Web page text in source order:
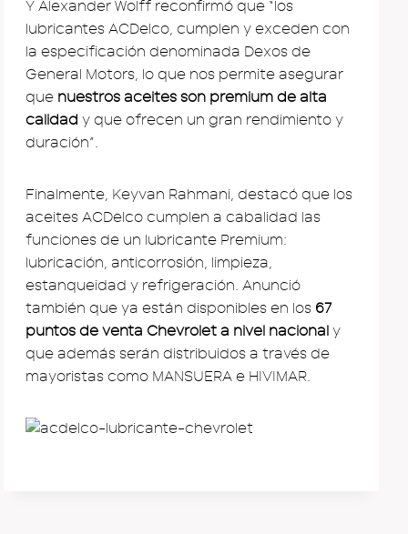
Y Alexander Wolff reconfirmó que “los
lubricantes ACDelco, cumplen y exceden con
la especificación denominada Dexos de
General Motors, lo que nos permite asegurar
que nuestros aceites son premium de alta
calidad y que ofrecen un gran rendimiento y
duración”.
Finalmente, Keyvan Rahmani, destacó que los
aceites ACDelco cumplen a cabalidad las
funciones de un lubricante Premium:
lubricación, anticorrosión, limpieza,
estanqueidad y refrigeración. Anunció
también que ya están disponibles en los 67
puntos de venta Chevrolet a nivel nacional y
que además serán distribuidos a través de
mayoristas como MANSUERA e HIVIMAR.